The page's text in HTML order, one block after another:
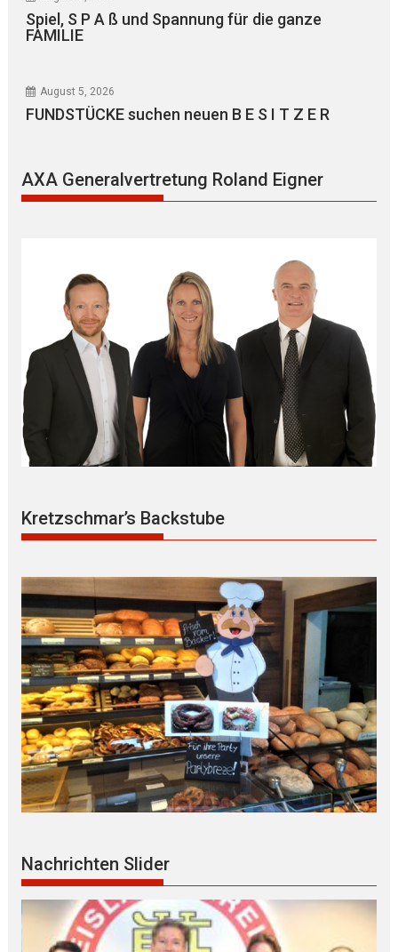
Spiel, S P A ß und Spannung für die ganze
FAMILIE
August 5, 2026
FUNDSTÜCKE suchen neuen B E S I T Z E R
AXA Generalvertretung Roland Eigner
Kretzschmar’s Backstube
Nachrichten Slider